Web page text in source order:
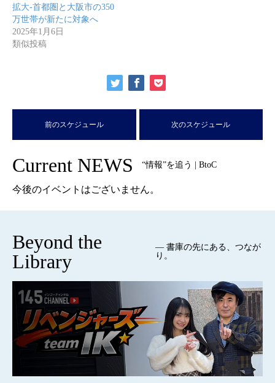
拡大-首都圏と大阪市の350
万世帯が新たに対象へ
2025年1月6日
類似投稿
前のスケジュール 次のスケジュール
Current NEWS “情報”を追う | BtoC
今後のイベントはございません。
Beyond the
Library
— 書庫の先にある、つなが
り。